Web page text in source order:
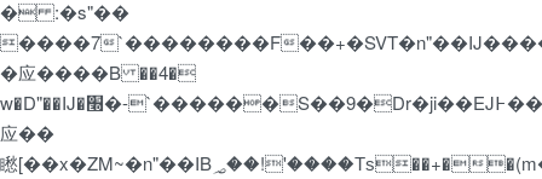
� :�s"��
����7`��������F
�应����B ��4�
w�D"��IJ�׭�-`������S��9�Dr�ji��EJ߅��gJ�
应��
矁[��x�ZM~�n"��IB؃��!'����Тѕ��+��(m��IK�ʭ�/|